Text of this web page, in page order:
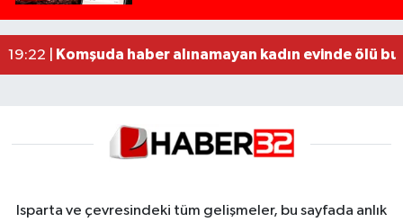
02:26 |MOTOSİKLETLE ÇARPIŞAN OTOMOBİL GÜL
19:22 |
Komşuda haber alınamayan kadın evinde ölü
Isparta ve çevresindeki tüm gelişmeler, bu sayfada anlık